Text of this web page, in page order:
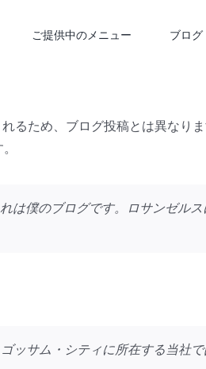
ご提供中のメニュー ブログ
るため、ブログ投稿とは異なり
は僕のブログです。ロサンゼル
ッサム・シティに所在する当社